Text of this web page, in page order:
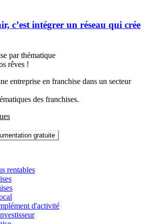
c’est intégrer un réseau qui crée
par thématique
rêves !
entreprise en franchise dans un secteur
des franchises.
gratuite
rentables
d'activité